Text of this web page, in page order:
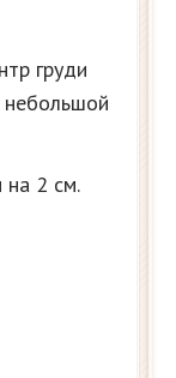
груди
небольшой
на 2 см.